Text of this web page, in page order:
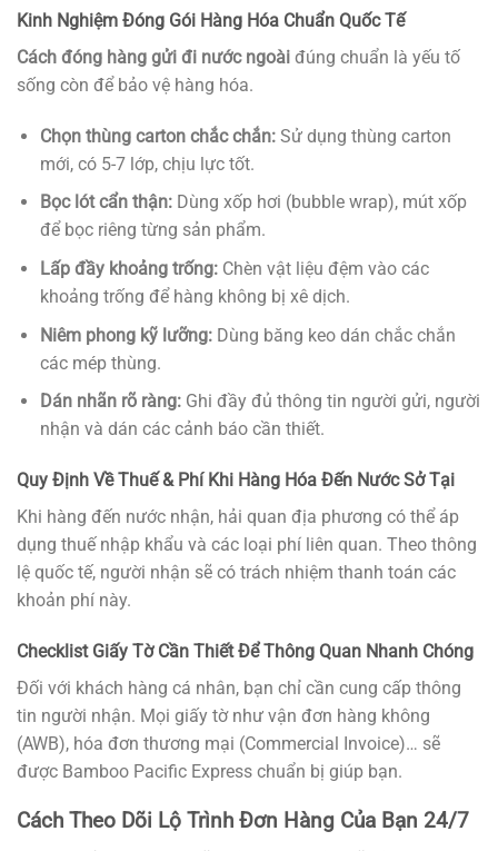
Kinh Nghiệm Đóng Gói Hàng Hóa Chuẩn Quốc Tế
Cách đóng hàng gửi đi nước ngoài đúng chuẩn là yếu tố
sống còn để bảo vệ hàng hóa.
Chọn thùng carton chắc chắn:Sử dụng thùng carton
mới, có 5-7 lớp, chịu lực tốt.
Bọc lót cẩn thận:Dùng xốp hơi (bubble wrap), mút xốp
để bọc riêng từng sản phẩm.
Lấp đầy khoảng trống:Chèn vật liệu đệm vào các
khoảng trống để hàng không bị xê dịch.
Niêm phong kỹ lưỡng:Dùng băng keo dán chắc chắn
các mép thùng.
Dán nhãn rõ ràng:Ghi đầy đủ thông tin người gửi, người
nhận và dán các cảnh báo cần thiết.
Quy Định Về Thuế & Phí Khi Hàng Hóa Đến Nước Sở Tại
Khi hàng đến nước nhận, hải quan địa phương có thể áp
dụng thuế nhập khẩu và các loại phí liên quan. Theo thông
lệ quốc tế, người nhận sẽ có trách nhiệm thanh toán các
khoản phí này.
Checklist Giấy Tờ Cần Thiết Để Thông Quan Nhanh Chóng
Đối với khách hàng cá nhân, bạn chỉ cần cung cấp thông
tin người nhận. Mọi giấy tờ như vận đơn hàng không
(AWB), hóa đơn thương mại (Commercial Invoice)… sẽ
được Bamboo Pacific Express chuẩn bị giúp bạn.
Cách Theo Dõi Lộ Trình Đơn Hàng Của Bạn 24/7